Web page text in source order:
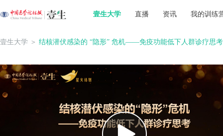
壹生大学 直播 资讯 我的训练
壹生大学 ＞ 结核潜伏感染的 “隐形” 危机——免疫功能低下人群诊疗思考